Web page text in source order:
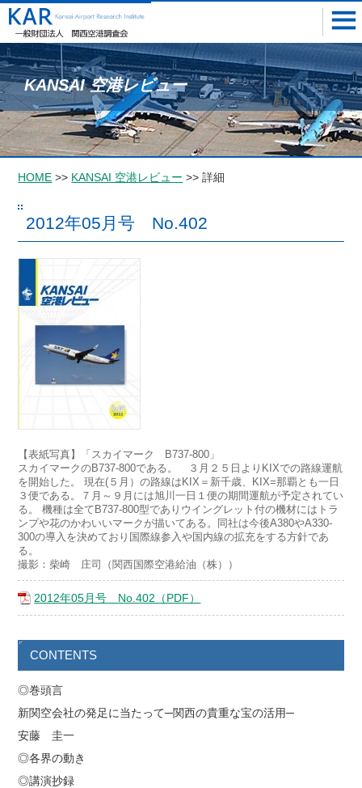
KANSAI 空港レビュー
HOME >> KANSAI 空港レビュー >> 詳細
2012年05月号 No.402
【表紙写真】「スカイマーク B737-800」
スカイマークのB737-800である。 ３月２５日よりKIXでの路線運航
を開始した。 現在(５月）の路線はKIX＝新千歳、KIX=那覇とも一日
３便である。７月～９月には旭川一日１便の期間運航が予定されてい
る。 機種は全てB737-800型でありウイングレット付の機材にはトラ
ンプや花のかわいいマークが描いてある。同社は今後A380やA330-
300の導入を決めており国際線参入や国内線の拡充をする方針であ
る。
撮影：柴崎 庄司（関西国際空港給油（株））
2012年05月号 No.402（PDF）
CONTENTS
◎巻頭言
新関空会社の発足に当たって─関西の貴重な宝の活用─
安藤 圭一
◎各界の動き
◎講演抄録